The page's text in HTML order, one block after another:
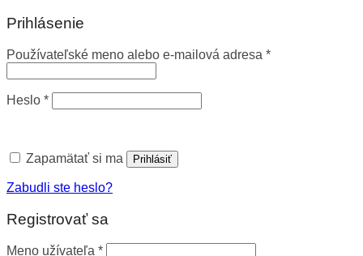
Prihlásenie
Používateľské meno alebo e-mailová adresa *
Heslo *
Zapamätať si ma Prihlásiť
Zabudli ste heslo?
Registrovať sa
Meno užívateľa *